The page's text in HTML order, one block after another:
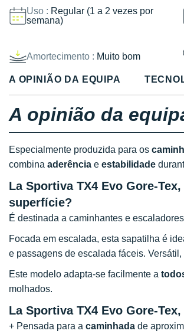
Uso : Regular (1 a 2 vezes por
semana)
Amortecimento : Muito bom
A OPINIÃO DA EQUIPA
A opinião da
Especialmente produzida para os
combina aderência e estabilidade
La Sportiva TX4 Evo Gore-
superfície?
É destinada a caminhantes e escaladores
Focada em escalada, esta sapatilha é
e passagens de escalada fáceis.
Este modelo adapta-se facilmente a
molhados.
La Sportiva TX4 Evo Gore-
+ Pensada para a caminhada de